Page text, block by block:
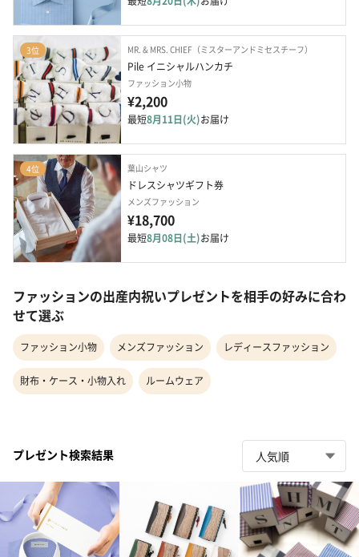
3位 MR. & MRS. CHIEF（ミスターアンドミセスチーフ）
Pile イニシャルハンカチ
ファッション小物
¥2,200
最短8月11日(火)お届け
4位 葉山シャツ
ドレスシャツギフト券
メンズファッション
¥18,700
最短8月08日(土)お届け
ファッションの出産内祝いプレゼントを相手の好みに合わ
せて選ぶ
ファッション小物 メンズファッション レディースファッション
財布・ケース・小物入れ ルームウェア
プレゼント検索結果